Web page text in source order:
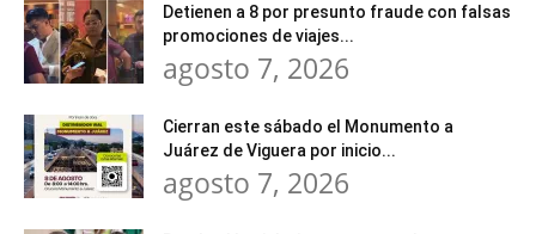
Detienen a 8 por presunto fraude con falsas
promociones de viajes...
agosto 7, 2026
Cierran este sábado el Monumento a
Juárez de Viguera por inicio...
agosto 7, 2026